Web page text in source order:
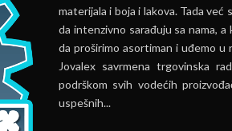
materijala i boja i lakova. Tada
da intenzivno sarađuju sa nama,
da proširimo asortiman i uđemo u
Jovalex savrmena trgovinska
podrškom svih vodećih
uspešnih...